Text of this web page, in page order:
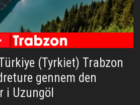
(Tyrkiet) Trabzon
gennem den
i Uzungöl